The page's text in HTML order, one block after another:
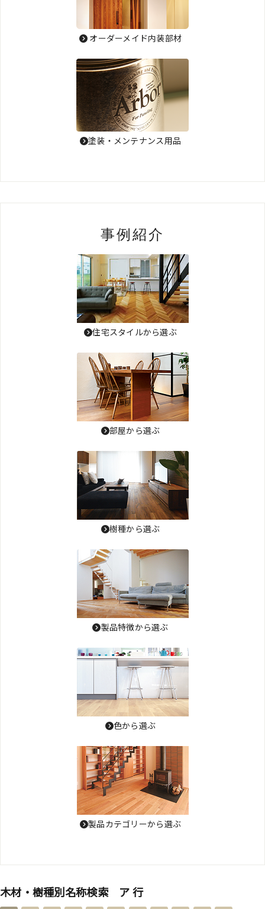
オーダーメイド内装部材
塗装・メンテナンス用品
事例紹介
住宅スタイルから選ぶ
部屋から選ぶ
樹種から選ぶ
製品特徴から選ぶ
色から選ぶ
製品カテゴリーから選ぶ
木材・樹種別名称検索 ア 行